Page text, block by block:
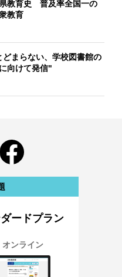
教育史 普及率全国一の
教育
まらない、学校図書館の
向けて発信"
ードプラン
オンライン